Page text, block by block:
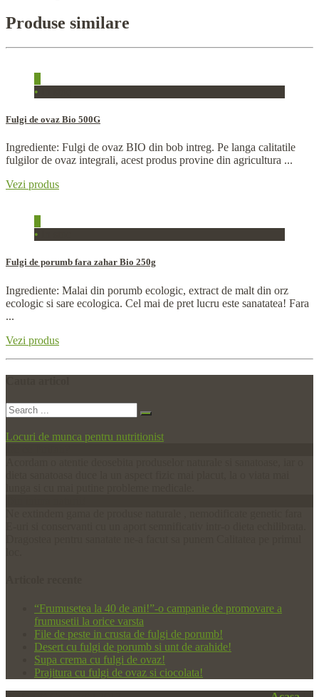
Produse similare
•
Fulgi de ovaz Bio 500G
Ingrediente: Fulgi de ovaz BIO din bob intreg. Pe langa calitatile
fulgilor de ovaz integrali, acest produs provine din agricultura ...
Vezi produs
•
Fulgi de porumb fara zahar Bio 250g
Ingrediente: Malai din porumb ecologic, extract de malt din orz
ecologic si sare ecologica. Cel mai de pret lucru este sanatatea! Fara
...
Vezi produs
Locuri de munca pentru nutritionist
“Frumusetea la 40 de ani!”-o campanie de promovare a
frumusetii la orice varsta
File de peste in crusta de fulgi de porumb!
Desert cu fulgi de porumb si unt de arahide!
Supa crema cu fulgi de ovaz!
Prajitura cu fulgi de ovaz si ciocolata!